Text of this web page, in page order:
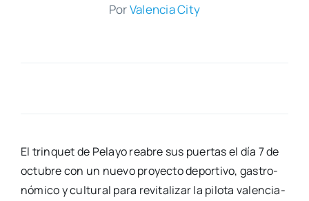
PorValen­cia City
El trin­quet de Pela­yo reabre sus puer­tas el día 7 de
octu­bre con un nue­vo pro­yec­to depor­ti­vo, gas­tro­
nó­mi­co y cul­tu­ral para revi­ta­li­zar la pilo­ta valen­cia­